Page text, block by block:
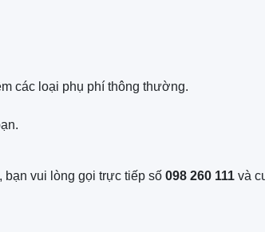
các loại phụ phí thông thường.
bạn vui lòng gọi trực tiếp số 098 260 111 và